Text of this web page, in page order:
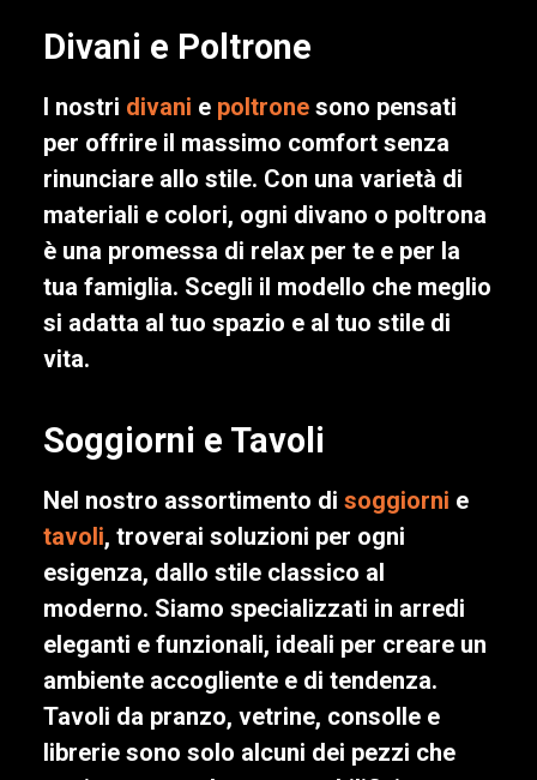
Divani e Poltrone
I nostri divani e poltrone sono pensati
per offrire il massimo comfort senza
rinunciare allo stile. Con una varietà di
materiali e colori, ogni divano o poltrona
è una promessa di relax per te e per la
tua famiglia. Scegli il modello che meglio
si adatta al tuo spazio e al tuo stile di
vita.
Soggiorni e Tavoli
Nel nostro assortimento di soggiorni e
tavoli, troverai soluzioni per ogni
esigenza, dallo stile classico al
moderno. Siamo specializzati in arredi
eleganti e funzionali, ideali per creare un
ambiente accogliente e di tendenza.
Tavoli da pranzo, vetrine, consolle e
librerie sono solo alcuni dei pezzi che